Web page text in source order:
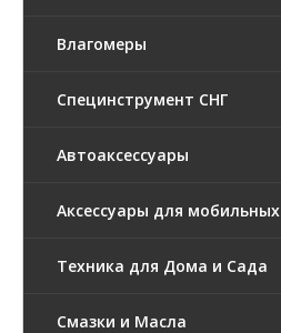
Влагомеры
Специнструмент СНГ
Автоаксессуары
Аксессуары для мобильных
Техника для Дома и Сада
Смазки и Масла